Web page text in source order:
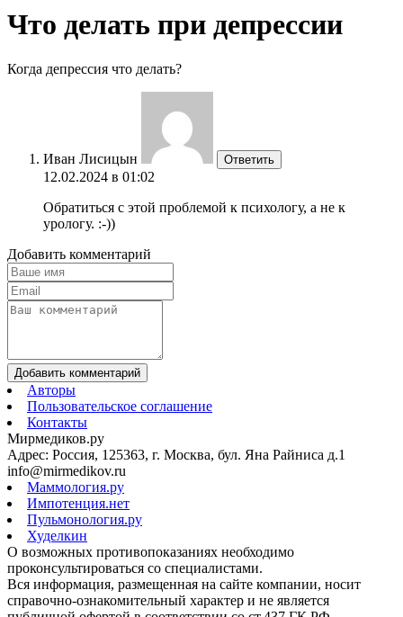
Что делать при депрессии
Когда депрессия что делать?
Иван Лисицын Ответить
12.02.2024 в 01:02
Обратиться с этой проблемой к психологу, а не к
урологу. :-))
Добавить комментарий
Добавить комментарий
Авторы
Пользовательское соглашение
Контакты
Мирмедиков.ру
Адрес: Россия, 125363, г. Москва, бул. Яна Райниса д.1
info@mirmedikov.ru
Маммология.ру
Импотенция.нет
Пульмонология.ру
Худелкин
О возможных противопоказаниях необходимо
проконсультироваться со специалистами.
Вся информация, размещенная на сайте компании, носит
справочно-ознакомительный характер и не является